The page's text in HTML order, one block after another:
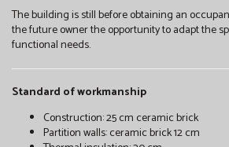
The building is still before obtaining an
the future owner the opportunity to adapt the
functional needs.
Standard of workmanship
Construction: 25 cm ceramic brick
Partition walls: ceramic brick 12 cm